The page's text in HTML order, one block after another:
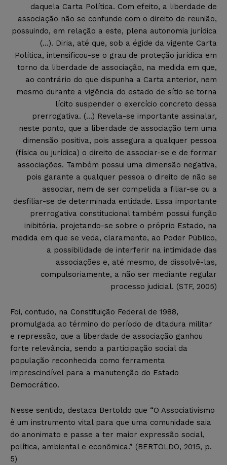
daquela Carta Política. Com efeito, a liberdade de
associação não se confunde com o direito de reunião,
possuindo, em relação a este, plena autonomia jurídica
(…). Diria, até que, sob a égide da vigente Carta
Política, intensificou-se o grau de proteção jurídica em
torno da liberdade de associação, na medida em que,
ao contrário do que dispunha a Carta anterior, nem
mesmo durante a vigência do estado de sítio se torna
lícito suspender o exercício concreto dessa
prerrogativa. (…) Revela-se importante assinalar,
neste ponto, que a liberdade de associação tem uma
dimensão positiva, pois assegura a qualquer pessoa
(física ou jurídica) o direito de associar-se e de formar
associações. Também possui uma dimensão negativa,
pois garante a qualquer pessoa o direito de não se
associar, nem de ser compelida a filiar-se ou a
desfiliar-se de determinada entidade. Essa importante
prerrogativa constitucional também possui função
inibitória, projetando-se sobre o próprio Estado, na
medida em que se veda, claramente, ao Poder Público,
a possibilidade de interferir na intimidade das
associações e, até mesmo, de dissolvê-las,
compulsoriamente, a não ser mediante regular
processo judicial. (STF, 2005)
Foi, contudo, na Constituição Federal de 1988,
promulgada ao término do período de ditadura militar
e repressão, que a liberdade de associação ganhou
forte relevância, sendo a participação social da
população reconhecida como ferramenta
imprescindível para a manutenção do Estado
Democrático.
Nesse sentido, destaca Bertoldo que “O Associativismo
é um instrumento vital para que uma comunidade saia
do anonimato e passe a ter maior expressão social,
política, ambiental e econômica.” (BERTOLDO, 2015, p.
5)